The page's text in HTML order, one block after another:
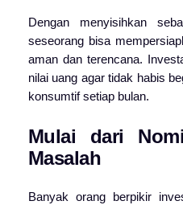
Dengan menyisihkan
seseorang bisa
aman dan terencana.
nilai uang agar tidak habis
konsumtif setiap bulan.
Mulai dari
Masalah
Banyak orang berpikir